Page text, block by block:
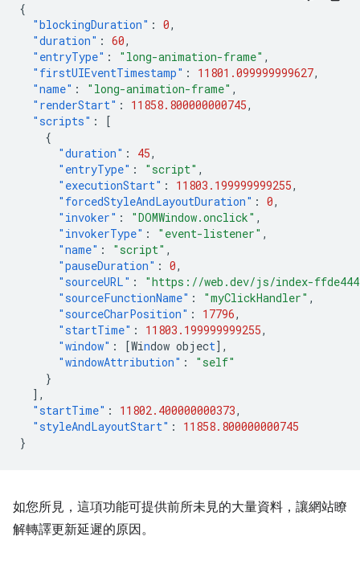
{
"blockingDuration" : 0,
"duration" : 60,
"entryType" : "long-animation-frame" ,
"firstUIEventTimestamp" : 11801.099999999627,
"name" : "long-animation-frame" ,
"renderStart" : 11858.800000000745,
"scripts" :
[
{
"duration" : 45,
"entryType" : "script" ,
"executionStart" : 11803.199999999255,
"forcedStyleAndLayoutDuration" : 0,
"invoker" : "DOMWindow.onclick" ,
"invokerType" : "event-listener" ,
"name" : "script" ,
"pauseDuration" : 0,
"sourceURL" :
"https://web.dev/js/index-
"sourceFunctionName" : "myClickHandler" ,
"sourceCharPosition" : 17796,
"startTime" : 11803.199999999255,
"window" : [Window object],
"windowAttribution" :
"self"
}
],
"startTime" : 11802.400000000373,
"styleAndLayoutStart" :
11858.800000000745
}
如您所見，這項功能可提供前所未見的大量資料，讓網站瞭
解轉譯更新延遲的原因。